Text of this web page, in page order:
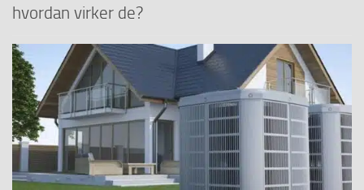
hvordan virker de?